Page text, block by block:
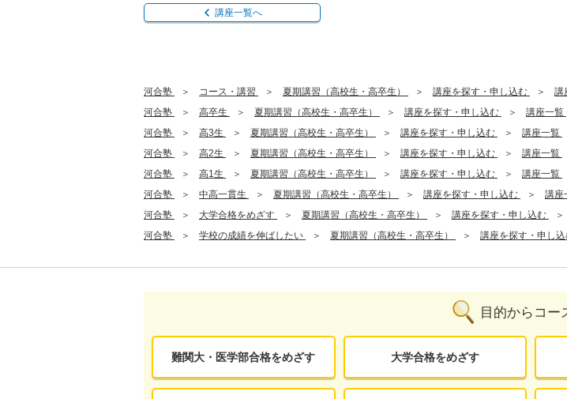
講座一覧へ
河合塾 コース・講習 夏期講習（高校生・高卒生） 講座を探す・申し込む 講
河合塾
高卒生 夏期講習（高校生・高卒生） 講座を探す・申し込む 講座一覧
河合塾
高3生 夏期講習（高校生・高卒生） 講座を探す・申し込む 講座一覧
河合塾
高2生 夏期講習（高校生・高卒生） 講座を探す・申し込む 講座一覧
河合塾
高1生 夏期講習（高校生・高卒生） 講座を探す・申し込む 講座一覧
河合塾
中高一貫生 夏期講習（高校生・高卒生） 講座を探す・申し込む 講座
河合塾
大学合格をめざす 夏期講習（高校生・高卒生） 講座を探す・申し込む
河合塾
学校の成績を伸ばしたい 夏期講習（高校生・高卒生） 講座を探す・申し
目的からコー
難関大・医学部合格をめざす 大学合格をめざす